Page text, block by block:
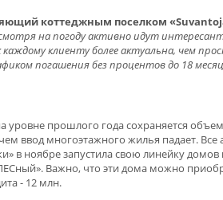
коттеджным поселком
на погоду активно идут
клиенту более актуальна, чем
погашения без процентов до 18
уровне прошлого года сохраняется
ввод многоэтажного жилья падает.
в ноябре запустила свою линейку
Важно, что эти дома можно
- 12 млн.